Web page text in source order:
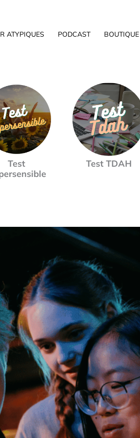
ATYPIQUES PODCAST BOUTIQUE
Test
Test TDAH